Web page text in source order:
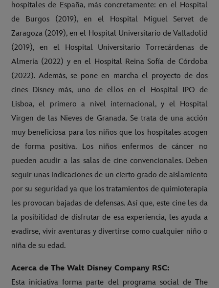
hospitales de España, más concretamente: en el Hospital
de Burgos (2019), en el Hospital Miguel Servet de
Zaragoza (2019), en el Hospital Universitario de Valladolid
(2019), en el Hospital Universitario Torrecárdenas de
Almería (2022) y en el Hospital Reina Sofía de Córdoba
(2022). Además, se pone en marcha el proyecto de dos
cines Disney más, uno de ellos en el Hospital IPO de
Lisboa, el primero a nivel internacional, y el Hospital
Virgen de las Nieves de Granada. Se trata de una acción
muy beneficiosa para los niños que los hospitales acogen
de forma positiva. Los niños enfermos de cáncer no
pueden acudir a las salas de cine convencionales. Deben
seguir unas indicaciones de un cierto grado de aislamiento
por su seguridad ya que los tratamientos de quimioterapia
les provocan bajadas de defensas. Así que, este cine les da
la posibilidad de disfrutar de esa experiencia, les ayuda a
evadirse, vivir aventuras y divertirse como cualquier niño o
niña de su edad.
Acerca de The Walt Disney Company RSC:
Esta iniciativa forma parte del programa social de The